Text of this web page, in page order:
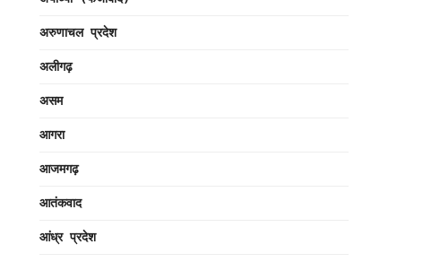
अरुणाचल प्रदेश
अलीगढ़
असम
आगरा
आजमगढ़
आतंकवाद
आंध्र प्रदेश